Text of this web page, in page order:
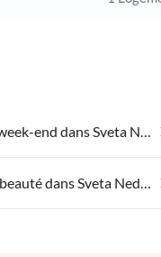
Bien-être le week-end dans Sveta Nedelia
Spa santé et beauté dans Sveta Nedelia